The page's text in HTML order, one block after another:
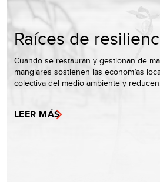
Raíces de
Cuando se restauran y gestionan de
manglares sostienen las economías
colectiva del medio ambiente y
LEER MÁS